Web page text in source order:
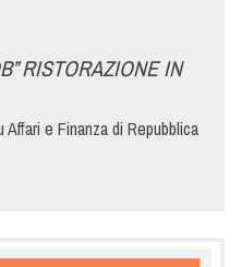
RISTORAZIONE IN
e Finanza di Repubblica